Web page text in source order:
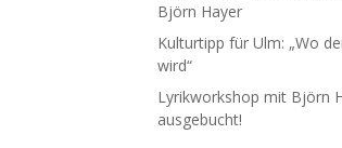
Björn Hayer
Kulturtipp für Ulm: „Wo
wird“
Lyrikworkshop mit Björn
ausgebucht!